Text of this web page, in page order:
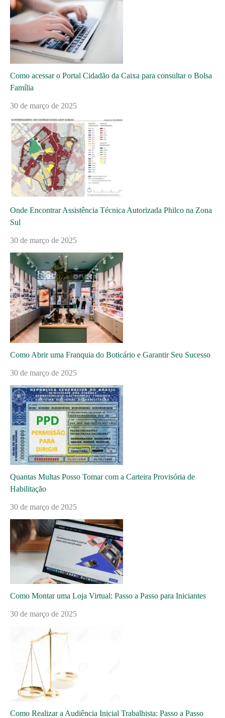
Como acessar o Portal Cidadão da Caixa para consultar o Bolsa
Família
30 de março de 2025
Onde Encontrar Assistência Técnica Autorizada Philco na Zona
Sul
30 de março de 2025
Como Abrir uma Franquia do Boticário e Garantir Seu Sucesso
30 de março de 2025
Quantas Multas Posso Tomar com a Carteira Provisória de
Habilitação
30 de março de 2025
Como Montar uma Loja Virtual: Passo a Passo para Iniciantes
30 de março de 2025
Como Realizar a Audiência Inicial Trabalhista: Passo a Passo